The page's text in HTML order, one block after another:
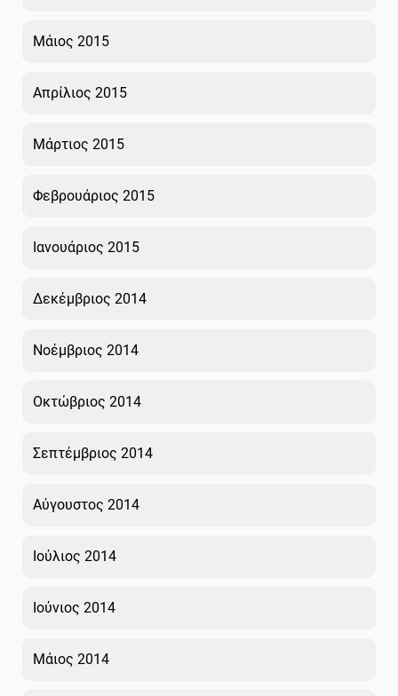
Μάιος 2015
Απρίλιος 2015
Μάρτιος 2015
Φεβρουάριος 2015
Ιανουάριος 2015
Δεκέμβριος 2014
Νοέμβριος 2014
Οκτώβριος 2014
Σεπτέμβριος 2014
Αύγουστος 2014
Ιούλιος 2014
Ιούνιος 2014
Μάιος 2014